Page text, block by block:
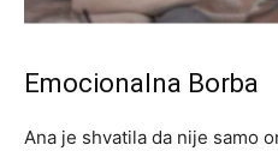
Emocionalna Borba
Ana je shvatila da nije samo